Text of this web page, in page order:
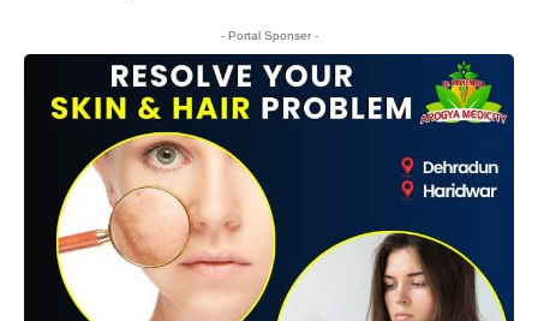
- Portal Sponser -